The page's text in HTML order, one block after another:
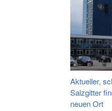
Aktueller,
Salzgitter
neuen Ort